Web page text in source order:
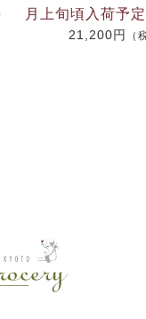
月上旬頃入荷予定
21,200円 （